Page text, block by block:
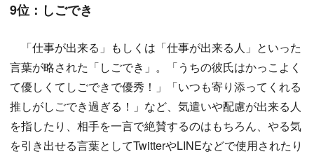
9位：しごでき
「仕事が出来る」もしくは「仕事が出来る人」といった
言葉が略された「しごでき」。「うちの彼氏はかっこよく
て優しくてしごできで優秀！」「いつも寄り添ってくれる
推しがしごでき過ぎる！」など、気遣いや配慮が出来る人
を指したり、相手を一言で絶賛するのはもちろん、やる気
を引き出せる言葉としてTwitterやLINEなどで使用されたり